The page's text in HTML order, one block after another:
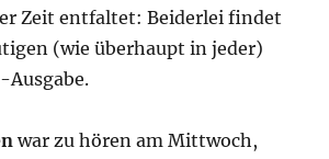
Zeit entfaltet: Beiderlei findet
(wie überhaupt in jeder)
Ausgabe.
war zu hören am Mittwoch,